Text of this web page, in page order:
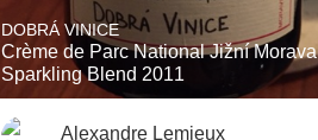
DOBRÁ VINICE
Crème de Parc National Jižní Morava
Sparkling Blend 2011
Alexandre Lemieux